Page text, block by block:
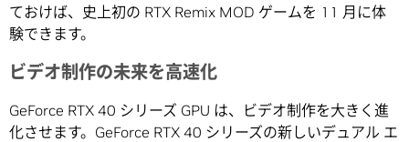
ておけば、史上初の RTX Remix MOD ゲームを 11 月に体
験できます。
ビデオ制作の未来を高速化
GeForce RTX 40 シリーズ GPU は、ビデオ制作を大きく進
化させます。GeForce RTX 40 シリーズの新しいデュアル エ